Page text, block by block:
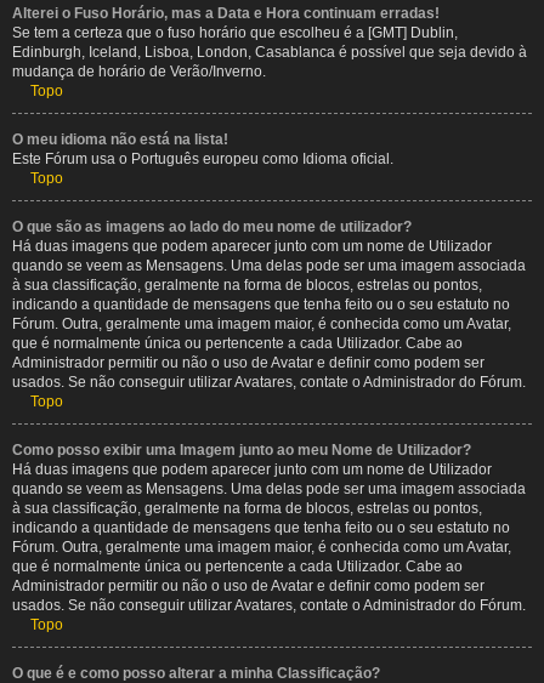
Alterei o Fuso Horário, mas a Data e Hora continuam erradas!
Se tem a certeza que o fuso horário que escolheu é a [GMT] Dublin,
Edinburgh, Iceland, Lisboa, London, Casablanca é possível que seja devido à
mudança de horário de Verão/Inverno.
Topo
O meu idioma não está na lista!
Este Fórum usa o Português europeu como Idioma oficial.
Topo
O que são as imagens ao lado do meu nome de utilizador?
Há duas imagens que podem aparecer junto com um nome de Utilizador
quando se veem as Mensagens. Uma delas pode ser uma imagem associada
à sua classificação, geralmente na forma de blocos, estrelas ou pontos,
indicando a quantidade de mensagens que tenha feito ou o seu estatuto no
Fórum. Outra, geralmente uma imagem maior, é conhecida como um Avatar,
que é normalmente única ou pertencente a cada Utilizador. Cabe ao
Administrador permitir ou não o uso de Avatar e definir como podem ser
usados. Se não conseguir utilizar Avatares, contate o Administrador do Fórum.
Topo
Como posso exibir uma Imagem junto ao meu Nome de Utilizador?
Há duas imagens que podem aparecer junto com um nome de Utilizador
quando se veem as Mensagens. Uma delas pode ser uma imagem associada
à sua classificação, geralmente na forma de blocos, estrelas ou pontos,
indicando a quantidade de mensagens que tenha feito ou o seu estatuto no
Fórum. Outra, geralmente uma imagem maior, é conhecida como um Avatar,
que é normalmente única ou pertencente a cada Utilizador. Cabe ao
Administrador permitir ou não o uso de Avatar e definir como podem ser
usados. Se não conseguir utilizar Avatares, contate o Administrador do Fórum.
Topo
O que é e como posso alterar a minha Classificação?